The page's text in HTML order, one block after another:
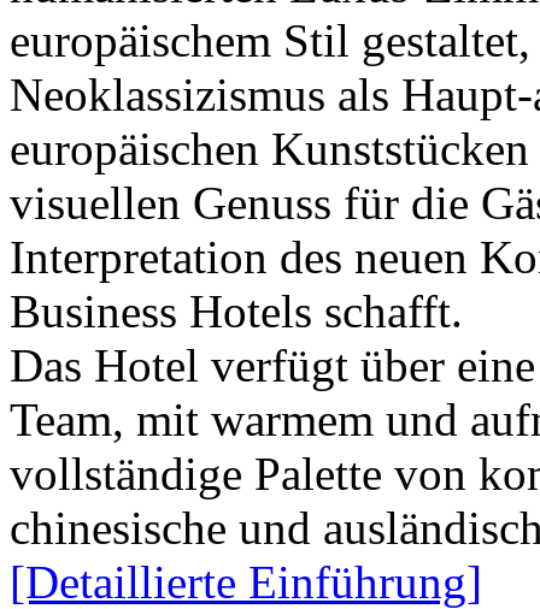
europäischem Stil
Neoklassizismus als
europäischen
visuellen Genuss für die
Interpretation des neuen
Business Hotels schafft.
Das Hotel verfügt über
Team, mit warmem und
vollständige Palette von
chinesische und
[Detaillierte Einführung]